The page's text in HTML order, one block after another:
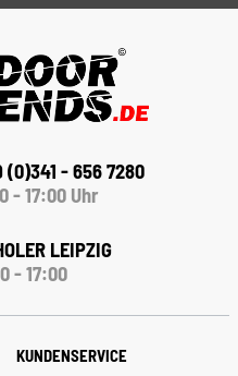
(0)341 - 656 7280
- 17:00 Uhr
LEIPZIG
- 17:00
KUNDENSERVICE